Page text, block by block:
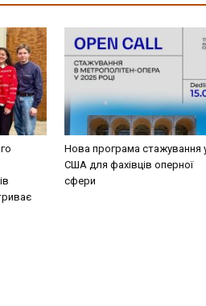
Нова програма стажування
США для фахівців оперної
сфери